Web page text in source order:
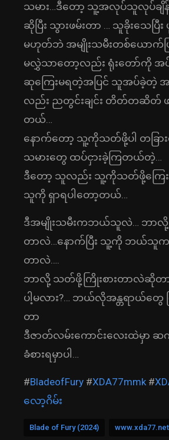
သမား…ဒီတော့ သူ့အလုပ်သူလုပ်ချိ
ဆိုပြီး သွားဖမ်းတာ … သူခိုးသေပြီ
မဟုတ်ဘဲ အမျိုးသမီးတစ်ယောက်
မလွှဲသာတော့လည်း ရုံးတော်ကို အ
ဆုကြေးမရတဲ့အပြင် သူအပ်ခဲ့တဲ့ အ
လည်း ညတွင်းချင်း တိတ်တဆိတ် ဖမ်
တယ်…
နောက်တော့ သူ့ကိုသတ်ဖို့ပါ တခြာ
သမားတွေ ထပ်ငှားခဲ့ကြတယ်တဲ့…
ဒီတော့ သူလည်း သူ့ကိုသတ်ဖို့ကြေး
သူကို ရှာရပါတော့တယ်…
ဒီအမျိုးသမီးကဘယ်သူလဲ… ဘာလို့
တာလဲ…နောက်ပြီး သူ့ကို ဘယ်သူက
တာလဲ….
ဘာလို့ သတ်ဖို့ကြိုးစားတာလဲဆိုတာ
ပါ့မလား?… ဘယ်လိုအန္တရာယ်တွ
တာ
ဒီဇာတ်လမ်းကောင်းလေးထဲမှာ
ခံစားရမှာပါ…
#BladeofFury #XDA77mmk#
လော့ဂိမ်း
Blade of Fury (2024) www.xda77.net